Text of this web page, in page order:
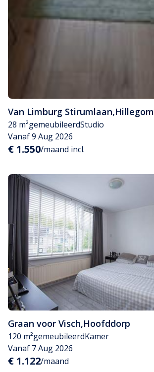
Van Limburg Stirumlaan,Hillegom
28 m²gemeubileerdStudio
Vanaf 9 Aug 2026
€ 1.550/maand incl.
Graan voor Visch,Hoofddorp
120 m²gemeubileerdKamer
Vanaf 7 Aug 2026
€ 1.122/maand